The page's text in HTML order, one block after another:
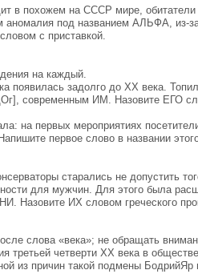
в похожем на СССР мире, обитатели
под названием АЛЬФА, из-
с приставкой.
на каждый.
появилась задолго до XX века.
современным ИМ. Назовите ЕГО
на первых мероприятиях
первое слово в названии
старались не допустить
для мужчин. Для этого была
Назовите ИХ словом греческого
слова «века»; не обращать
четверти XX века в
из причин такой подмены